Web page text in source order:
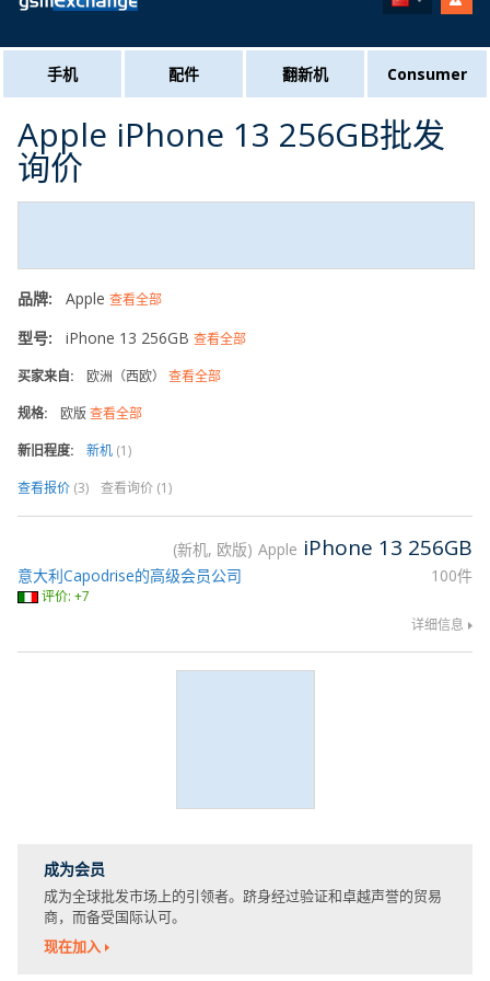
手机 配件 翻新机 Consumer
Apple iPhone 13 256GB批发
询价
品牌: Apple 查看全部
型号: iPhone 13 256GB 查看全部
买家来自:
欧洲（西欧） 查看全部
规格:
欧版 查看全部
新旧程度:
新机 (1)
查看报价 (3) 查看询价 (1)
新机, 欧版 Apple iPhone 13 256GB
100件
意大利Capodrise的高级会员公司
评价: +7
详细信息
成为会员
成为全球批发市场上的引领者。跻身经过验证和卓越声誉的贸易
商，而备受国际认可。
现在加入